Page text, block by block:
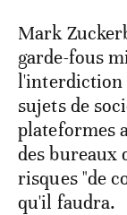
Mark
garde-fous
l'interdiction
sujets de
plateformes
des bureaux
risques "de
qu'il faudra.